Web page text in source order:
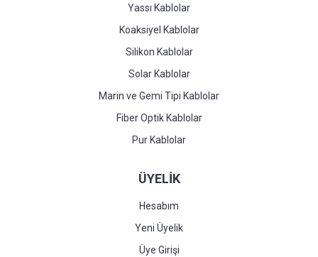
Yassı Kablolar
Koaksiyel Kablolar
Silikon Kablolar
Solar Kablolar
Marin ve Gemi Tipi Kablolar
Fiber Optik Kablolar
Pur Kablolar
ÜYELİK
Hesabım
Yeni Üyelik
Üye Girişi